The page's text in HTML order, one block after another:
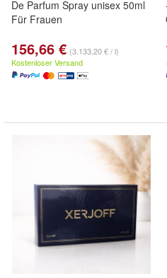
De Parfum Spray unisex 50ml
Für Frauen
156,66 € (3.133,20 € / l)
Kostenloser Versand